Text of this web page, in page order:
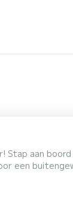
een
dat je